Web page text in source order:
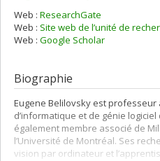
Web : ResearchGate
Web : Site web de l’unité de
Web : Google Scholar
Biographie
Eugene Belilovsky est
d’informatique et de génie
également membre associé de
l’Université de Montréal. Ses
vision par ordinateur et